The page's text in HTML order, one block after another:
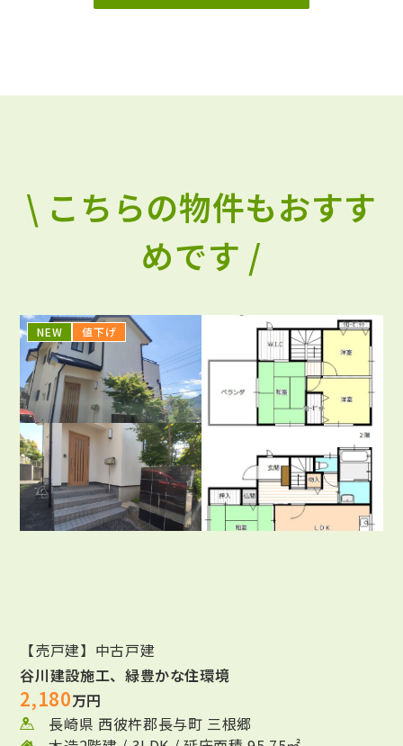
\ こちらの物件もおすす
めです /
NEW 値下げ
【売戸建】中古戸建
谷川建設施工、緑豊かな住環境
2,180万円
長崎県 西彼杵郡長与町 三根郷